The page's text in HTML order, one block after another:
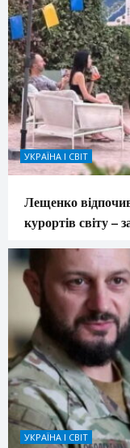
УКРАЇНА І СВІТ
Лещенко
курортів світу –
УКРАЇНА І СВІТ